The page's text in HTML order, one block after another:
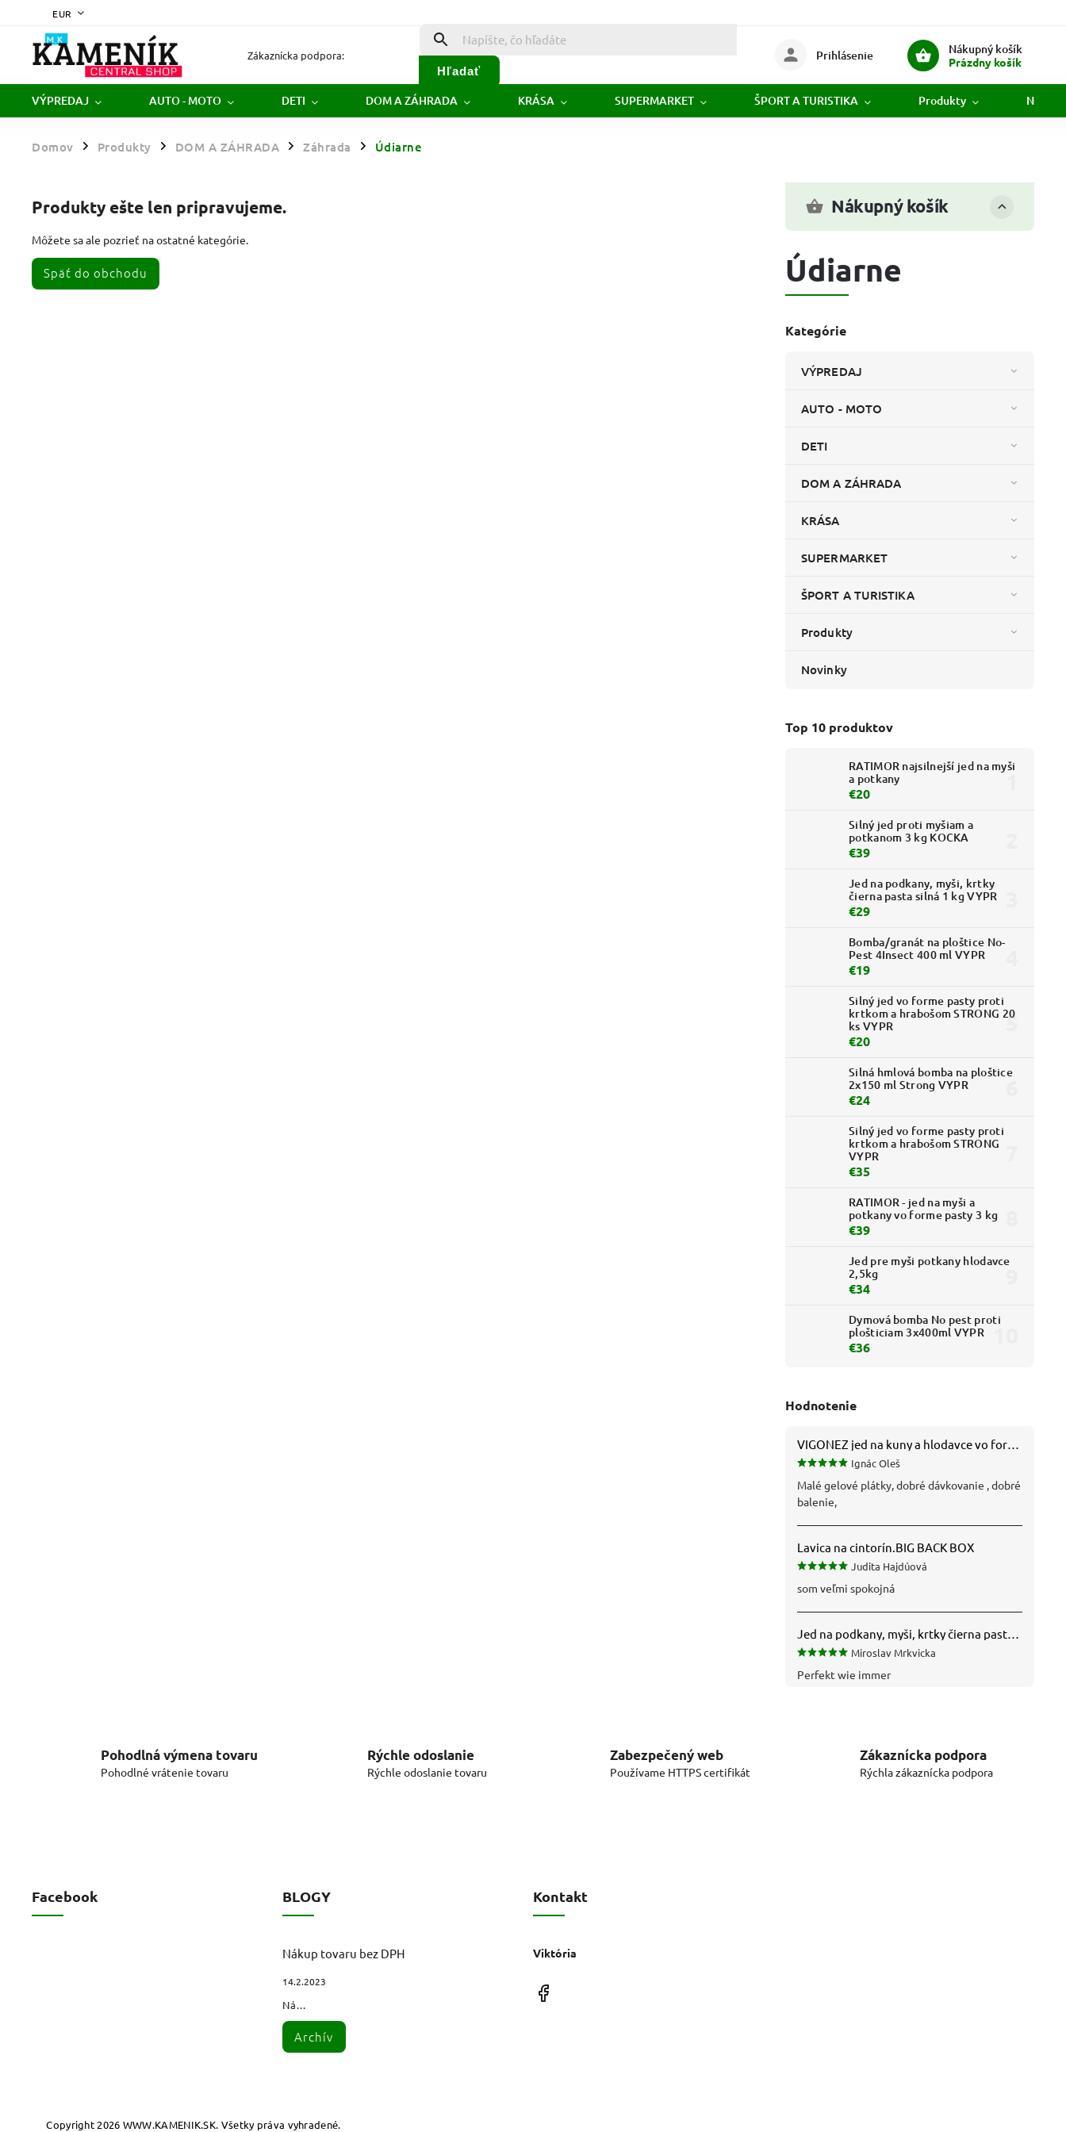
EUR
Zákaznícka podpora:
Hľadať
Nákupný košík
Prázdny košík
Prihlásenie
VÝPREDAJ AUTO - MOTO DETI DOM A ZÁHRADA KRÁSA SUPERMARKET ŠPORT A TURISTIKA Produkty
Domov / Produkty / DOM A ZÁHRADA / Záhrada / Údiarne
Nákupný košík
Údiarne
Kategórie
VÝPREDAJ
AUTO - MOTO
DETI
DOM A ZÁHRADA
KRÁSA
SUPERMARKET
ŠPORT A TURISTIKA
Produkty
Novinky
Top 10 produktov
RATIMOR najsilnejší jed na myši
a potkany
€20
Silný jed proti myšiam a
potkanom 3 kg KOCKA
€39
Jed na podkany, myši, krtky
čierna pasta silná 1 kg VYPR
€29
Bomba/granát na ploštice No-
Pest 4Insect 400 ml VYPR
€19
Silný jed vo forme pasty proti
krtkom a hrabošom STRONG 20
ks VYPR
€20
Silná hmlová bomba na ploštice
2x150 ml Strong VYPR
€24
Silný jed vo forme pasty proti
krtkom a hrabošom STRONG
VYPR
€35
RATIMOR - jed na myši a
potkany vo forme pasty 3 kg
€39
Jed pre myši potkany hlodavce
2,5kg
€34
Dymová bomba No pest proti
plošticiam 3x400ml VYPR
€36
Hodnotenie
VIGONEZ jed na kuny a hlodavce vo forme pasty 1,5 kg
Ignác Oleš
Malé gelové plátky, dobré dávkovanie , dobré
balenie,
Lavica na cintorín.BIG BACK BOX
Judita Hajdúová
som veľmi spokojná
Jed na podkany, myši, krtky čierna pasta silná 1 kg VYPR
Miroslav Mrkvicka
Perfekt wie immer
Produkty ešte len pripravujeme.
Môžete sa ale pozrieť na ostatné kategórie.
Späť do obchodu
Pohodlná výmena tovaru
Pohodlné vrátenie tovaru
Rýchle odoslanie
Rýchle odoslanie tovaru
Zabezpečený web
Používame HTTPS certifikát
Zákaznícka podpora
Rýchla zákaznícka podpora
Facebook BLOGY
Nákup tovaru bez DPH
14.2.2023
Ná...
Archív
Kontakt
Viktória
Copyright 2026 WWW.KAMENIK.SK. Všetky práva vyhradené.